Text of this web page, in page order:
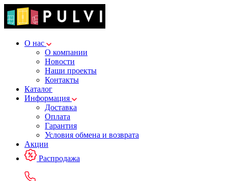
О нас
О компании
Новости
Наши проекты
Контакты
Каталог
Информация
Доставка
Оплата
Гарантия
Условия обмена и возврата
Акции
Распродажа